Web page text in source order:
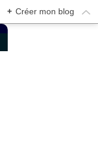
+ Créer mon blog